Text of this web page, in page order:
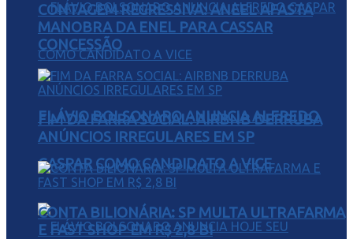
FLÁVIO BOLSONARO ANUNCIA ALFREDO
GASPAR COMO CANDIDATO A VICE
CONTAGEM REGRESSIVA: ANEEL AFASTA
MANOBRA DA ENEL PARA CASSAR
CONCESSÃO
FIM DA FARRA SOCIAL: AIRBNB DERRUBA
ANÚNCIOS IRREGULARES EM SP
CONTA BILIONÁRIA: SP MULTA ULTRAFARMA
E FAST SHOP EM R$ 2,8 BI